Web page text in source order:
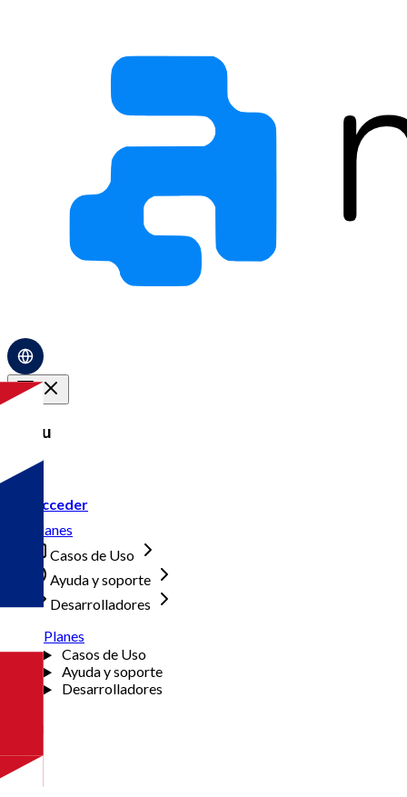
Menu
Acceder
Planes
Casos de Uso
Ayuda y soporte
Desarrolladores
Planes
Casos de Uso
Ayuda y soporte
Desarrolladores